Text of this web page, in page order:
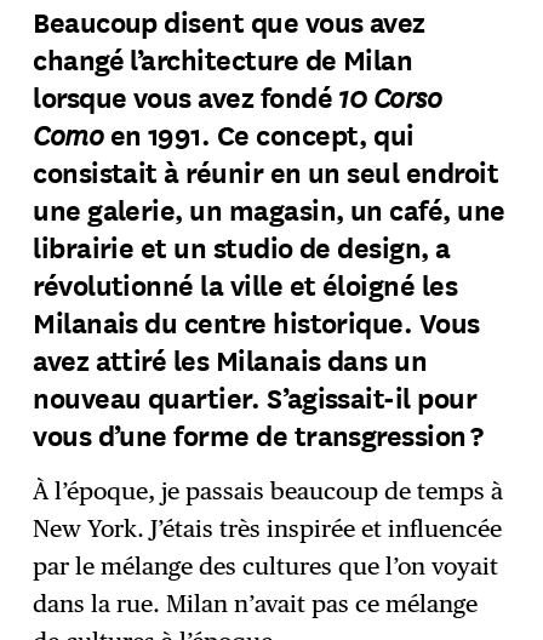
Beaucoup disent que vous avez
changé l’architecture de Milan
lorsque vous avez fondé10 Corso
Comoen 1991. Ce concept, qui
consistait à réunir en un seul endroit
une galerie, un magasin, un café, une
librairie et un studio de design, a
révolutionné la ville et éloigné les
Milanais du centre historique. Vous
avez attiré les Milanais dans un
nouveau quartier. S’agissait-il pour
vous d’une forme de transgression ?
À l’époque, je passais beaucoup de temps à
New York. J’étais très inspirée et influencée
par le mélange des cultures que l’on voyait
dans la rue. Milan n’avait pas ce mélange